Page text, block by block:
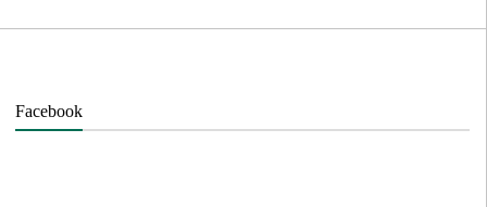
Facebook